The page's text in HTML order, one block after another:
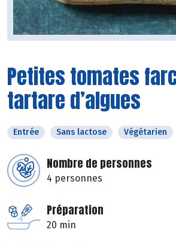
Petites tomates
tartare d’algues
Entrée Sans lactose Végétarien
Nombre de personnes
4 personnes
Préparation
20 min